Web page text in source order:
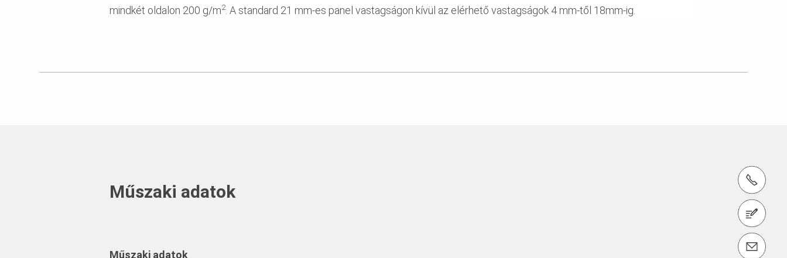
mindkét oldalon 200 g/m2. A standard 21 mm-es panel vastagságon kívül az elérhető vastagságok 4 mm-től 18mm-ig.
Műszaki adatok
Műszaki adatok